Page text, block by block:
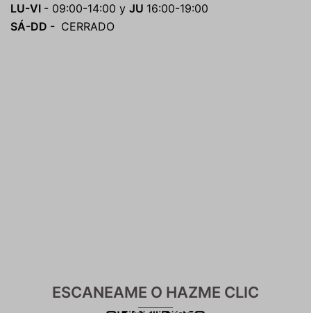
LU-VI - 09:00-14:00 y JU 16:00-19:00
SÁ-DD - CERRADO
ESCANEAME O HAZME CLIC